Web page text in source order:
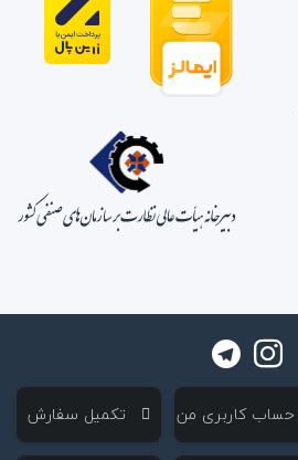
‌ حساب کاربری من ‌ تکمیل سفارش